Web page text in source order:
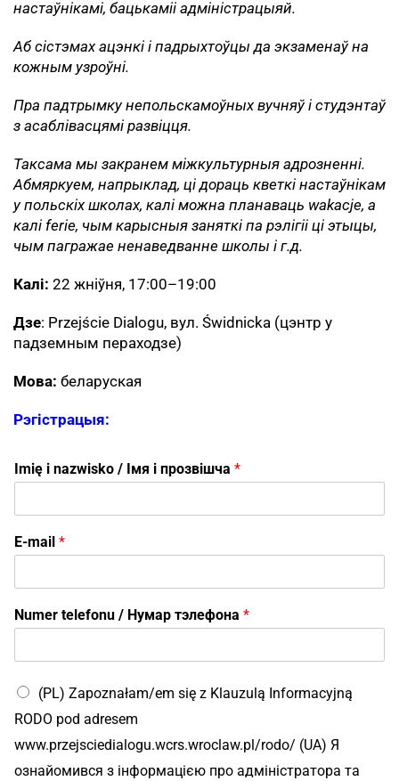
настаўнікамі, бацькаміі адміністрацыяй.
Аб сістэмах ацэнкі і падрыхтоўцы да экзаменаў на
кожным узроўні.
Пра падтрымку непольскамоўных вучняў і студэнтаў
з асаблівасцямі развіцця.
Таксама мы закранем міжкультурныя адрозненні.
Абмяркуем, напрыклад, ці дораць кветкі настаўнікам
у польскіх школах, калі можна планаваць wakacje, а
калі ferie, чым карысныя заняткі па рэлігіі ці этыцы,
чым пагражае ненаведванне школы і г.д.
Калі: 22 жніўня, 17:00–19:00
Дзе: Przejście Dialogu, вул. Świdnicka (цэнтр у
падземным пераходзе)
Мова: беларуская
Рэгістрацыя:
Imię i nazwisko / Імя і прозвішча *
E-mail *
Numer telefonu / Нумар тэлефона *
(PL) Zapoznałam/em się z Klauzulą Informacyjną
RODO pod adresem
www.przejsciedialogu.wcrs.wroclaw.pl/rodo/ (UA) Я
ознайомився з інформацією про адміністратора та